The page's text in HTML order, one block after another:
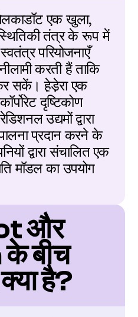
एक खुला,
तंत्र के रूप में
परियोजनाएँ
करती हैं ताकि
सकें। हे़डे़रा एक
दृष्टिकोण
उद्यमों द्वारा
प्रदान करने के
द्वारा संचालित एक
मॉडल का उपयोग
और
बीच
है?